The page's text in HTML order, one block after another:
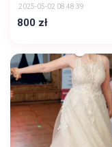
2025-05-02 08:48:39
800 zł